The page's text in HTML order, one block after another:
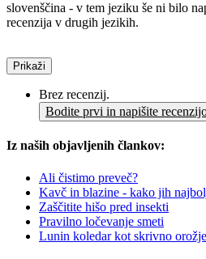
slovenščina - v tem jeziku še ni bilo
recenzija v drugih jezikih.
Prikaži
Brez recenzij.
Bodite prvi in napišite
Iz naših objavljenih člankov:
Ali čistimo preveč?
Kavč in blazine - kako jih
Zaščitite hišo pred insekti
Pravilno ločevanje smeti
Lunin koledar kot skrivno